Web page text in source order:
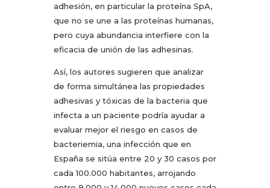
adhesión, en particular la proteína SpA,
que no se une a las proteínas humanas,
pero cuya abundancia interfiere con la
eficacia de unión de las adhesinas.
Así, los autores sugieren que analizar
de forma simultánea las propiedades
adhesivas y tóxicas de la bacteria que
infecta a un paciente podría ayudar a
evaluar mejor el riesgo en casos de
bacteriemia, una infección que en
España se sitúa entre 20 y 30 casos por
cada 100.000 habitantes, arrojando